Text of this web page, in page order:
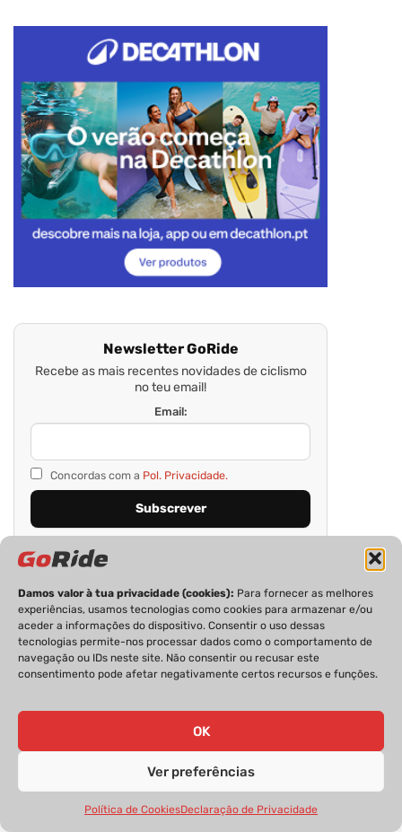
Damos valor à tua privacidade (cookies): Para fornecer as melhores
experiências, usamos tecnologias como cookies para armazenar e/ou
aceder a informações do dispositivo. Consentir o uso dessas
tecnologias permite-nos processar dados como o comportamento de
navegação ou IDs neste site. Não consentir ou recusar este
consentimento pode afetar negativamente certos recursos e funções.
OK
Ver preferências
Política de CookiesDeclaração de Privacidade
Newsletter GoRide
Recebe as mais recentes novidades de ciclismo
no teu email!
Email:
Concordas com a Pol. Privacidade.
PRIVACIDADE FICHA TÉCNICA
ESTATUTO EDITORIAL
GoRide 2026 | Todos os direitos reservados.